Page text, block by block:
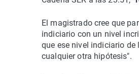
El magistrado cree que
indiciario con un nivel
que ese nivel indiciario
cualquier otra hipótesis".